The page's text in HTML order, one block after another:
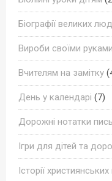
Біографії великих
Вироби своїми руками
Вчителям на замітку
День у календарі (7)
Дорожні нотатки
Ігри для дітей та
Історії християнських